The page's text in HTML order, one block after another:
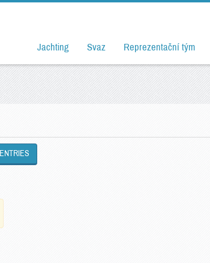
Jachting Svaz Reprezentační tým
ENTRIES